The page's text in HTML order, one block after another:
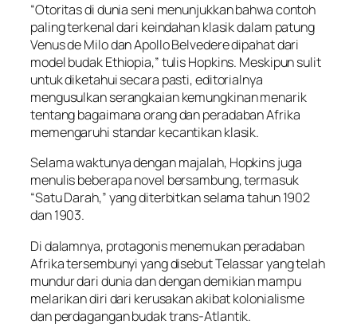
“Otoritas di dunia seni menunjukkan bahwa contoh
paling terkenal dari keindahan klasik dalam patung
Venus de Milo dan Apollo Belvedere dipahat dari
model budak Ethiopia,” tulis Hopkins. Meskipun sulit
untuk diketahui secara pasti, editorialnya
mengusulkan serangkaian kemungkinan menarik
tentang bagaimana orang dan peradaban Afrika
memengaruhi standar kecantikan klasik.
Selama waktunya dengan majalah, Hopkins juga
menulis beberapa novel bersambung, termasuk
“Satu Darah,” yang diterbitkan selama tahun 1902
dan 1903.
Di dalamnya, protagonis menemukan peradaban
Afrika tersembunyi yang disebut Telassar yang telah
mundur dari dunia dan dengan demikian mampu
melarikan diri dari kerusakan akibat kolonialisme
dan perdagangan budak trans-Atlantik.